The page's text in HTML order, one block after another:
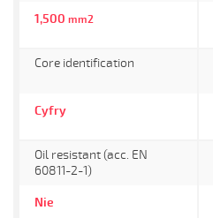
1,500 mm2
Core identification
Cyfry
Oil resistant (acc. EN
60811-2-1)
Nie